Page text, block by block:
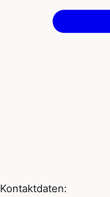
Kontaktdaten: